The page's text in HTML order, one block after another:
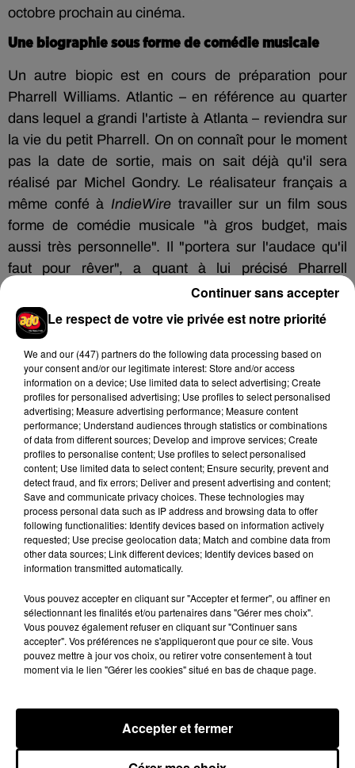
octobre prochain au cinéma.
Une biographie sous forme de comédie musicale
Un autre biopic est en cours de préparation pour
Pharrell Williams. Atlantic – en référence au quarter
dans lequel a grandi l'artiste à Atlanta – reviendra sur
la vie du petit Pharrell. On on connaît pour le moment
pas la date de sortie, mais on sait déjà qu'il sera
réalisé par Michel Gondry. Le réalisateur français a
même confé à IndieWiretravailler sur un film sous
forme de comédie musicale "à gros budget, mais
aussi très personnelle". Il "portera sur l'audace qu'il
faut pour rêver", a quant à lui précisé Pharrell
Hip-Hop News
7 août 2026
Brent Faiyaz a le cœur brisé dans son
nouveau clip
7 août 2026
Rihanna de retour en studio ? A$AP
Rocky relance l'espoir des fans
7 août 2026
Tayc et Didi B dévoilent le single le plus
dansant de l’année
Le respect de votre vie privée est notre priorité
We and our (447) partnersdo the following data processing based on
your consent and/or our legitimate interest: Store and/or access
information on a device; Use limited data to select advertising; Create
profiles for personalised advertising; Use profiles to select personalised
advertising; Measure advertising performance; Measure content
performance; Understand audiences through statistics or combinations
of data from different sources; Develop and improve services; Create
profiles to personalise content; Use profiles to select personalised
content; Use limited data to select content; Ensure security, prevent and
detect fraud, and fix errors; Deliver and present advertising and content;
Save and communicate privacy choices. These technologies may
process personal data such as IP address and browsing data to offer
following functionalities: Identify devices based on information actively
requested; Use precise geolocation data; Match and combine data from
other data sources; Link different devices; Identify devices based on
information transmitted automatically.
Vous pouvez accepter en cliquant sur "Accepter et fermer", ou affiner en
sélectionnant les finalités et/ou partenaires dans "Gérer mes choix".
Vous pouvez également refuser en cliquant sur "Continuer sans
accepter". Vos préférences ne s'appliqueront que pour ce site. Vous
pouvez mettre à jour vos choix, ou retirer votre consentement à tout
moment via le lien "Gérer les cookies" situé en bas de chaque page.
Accepter et fermer
Continuer sans accepter